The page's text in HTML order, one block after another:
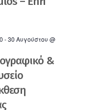
-30 Αυγούστου @
&